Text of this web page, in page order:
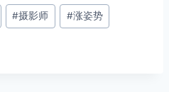
#摄影师 #涨姿势